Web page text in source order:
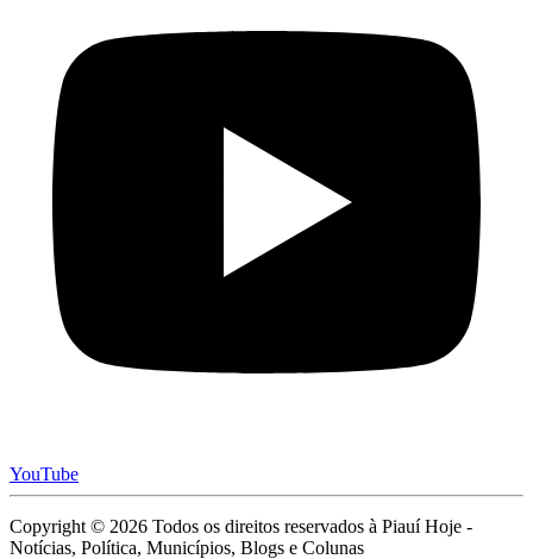
YouTube
Copyright © 2026 Todos os direitos reservados à Piauí Hoje -
Notícias, Política, Municípios, Blogs e Colunas